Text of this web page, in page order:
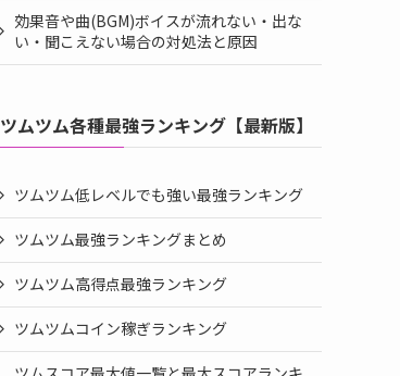
効果音や曲(BGM)ボイスが流れない・出な
い・聞こえない場合の対処法と原因
ツムツム各種最強ランキング【最新版】
ツムツム低レベルでも強い最強ランキング
ツムツム最強ランキングまとめ
ツムツム高得点最強ランキング
ツムツムコイン稼ぎランキング